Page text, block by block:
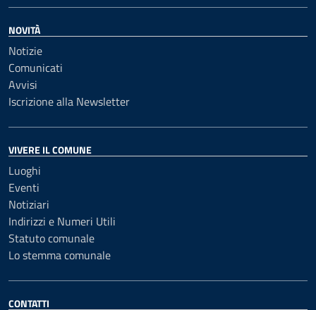
NOVITÀ
Notizie
Comunicati
Avvisi
Iscrizione alla Newsletter
VIVERE IL COMUNE
Luoghi
Eventi
Notiziari
Indirizzi e Numeri Utili
Statuto comunale
Lo stemma comunale
CONTATTI